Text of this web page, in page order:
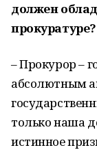
должен
прокуратуре?
– Прокурор –
абсолютным
только наша
истинное